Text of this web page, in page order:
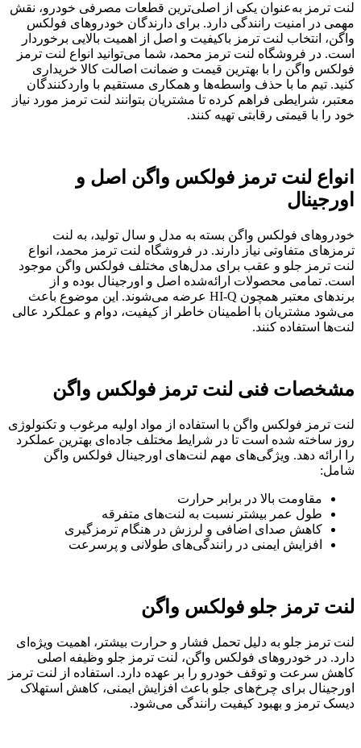
لنت ترمز به‌عنوان یکی از اصلی‌ترین قطعات مصرفی خودرو، نقش
مهمی در امنیت رانندگی دارد. برای دارندگان خودروهای فولکس
واگن، انتخاب لنت ترمز باکیفیت و اصل از اهمیت بالایی برخوردار
است. در فروشگاه لنت ترمز محمد، شما می‌توانید انواع لنت ترمز
فولکس واگن را با بهترین قیمت و ضمانت اصالت کالا خریداری
کنید. تیم ما با حذف واسطه‌ها و همکاری مستقیم با واردکنندگان
معتبر، شرایطی فراهم کرده تا مشتریان بتوانند لنت ترمز مورد نیاز
خود را با قیمتی رقابتی تهیه کنند.
انواع لنت ترمز فولکس واگن اصل و
اورجینال
خودروهای فولکس واگن بسته به مدل و سال تولید، به لنت
ترمزهای متفاوتی نیاز دارند. در فروشگاه لنت ترمز محمد، انواع
لنت ترمز جلو و عقب برای مدل‌های مختلف فولکس واگن موجود
است. تمامی محصولات ارائه‌شده اصل و اورجینال بوده و از
برندهای معتبر همچون HI-Q عرضه می‌شوند. این موضوع باعث
می‌شود مشتریان با اطمینان خاطر از کیفیت، دوام و عملکرد عالی
لنت‌ها استفاده کنند.
مشخصات فنی لنت ترمز فولکس واگن
لنت ترمز فولکس واگن با استفاده از مواد اولیه مرغوب و تکنولوژی
روز ساخته شده است تا در شرایط مختلف جاده‌ای بهترین عملکرد
را ارائه دهد. ویژگی‌های مهم لنت‌های اورجینال فولکس واگن
شامل:
مقاومت بالا در برابر حرارت
طول عمر بیشتر نسبت به لنت‌های متفرقه
کاهش صدای اضافی و لرزش در هنگام ترمزگیری
افزایش ایمنی در رانندگی‌های طولانی و پرسرعت
لنت ترمز جلو فولکس واگن
لنت ترمز جلو به دلیل تحمل فشار و حرارت بیشتر، اهمیت ویژه‌ای
دارد. در خودروهای فولکس واگن، لنت ترمز جلو وظیفه اصلی
کاهش سرعت و توقف خودرو را بر عهده دارد. استفاده از لنت ترمز
اورجینال برای چرخ‌های جلو باعث افزایش ایمنی، کاهش استهلاک
دیسک ترمز و بهبود کیفیت رانندگی می‌شود.